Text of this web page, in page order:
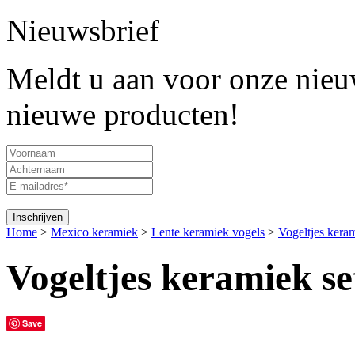
Nieuwsbrief
Meldt u aan voor onze
nieuwe producten!
Home > Mexico keramiek > Lente keramiek vogels > Vogeltjes
Vogeltjes keramiek
Save